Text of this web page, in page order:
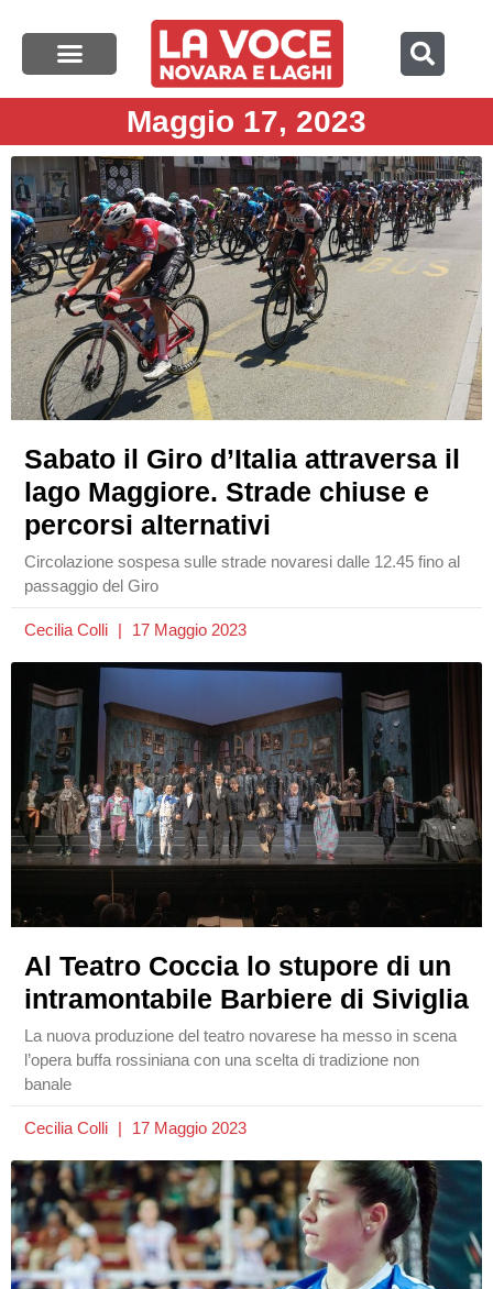
Maggio 17, 2023
Sabato il Giro d’Italia attraversa il
lago Maggiore. Strade chiuse e
percorsi alternativi
Circolazione sospesa sulle strade novaresi dalle 12.45 fino al
passaggio del Giro
Cecilia Colli 17 Maggio 2023
Al Teatro Coccia lo stupore di un
intramontabile Barbiere di Siviglia
La nuova produzione del teatro novarese ha messo in scena
l’opera buffa rossiniana con una scelta di tradizione non
banale
Cecilia Colli 17 Maggio 2023